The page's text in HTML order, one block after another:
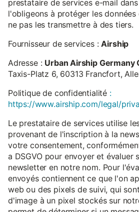
prestataire de services e-mail
l'obligeons à protéger les
ne pas les transmettre à des tiers.
Fournisseur de services :Airship
Adresse : Urban Airship Germany
Taxis-Platz 6, 60313 Francfort,
Politique de confidentialité :
https://www.airship.com/legal/
Le prestataire de services utilise
provenant de l'inscription à la
votre consentement,
a DSGVO pour envoyer et évaluer
newsletter en notre nom. Pour
envoyés contiennent ce que l'on
web ou des pixels de suivi, qui
d'image à un pixel stockés sur